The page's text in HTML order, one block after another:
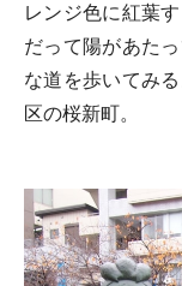
レンジ色に紅葉
だって陽があた
な道を歩いてみ
区の桜新町。